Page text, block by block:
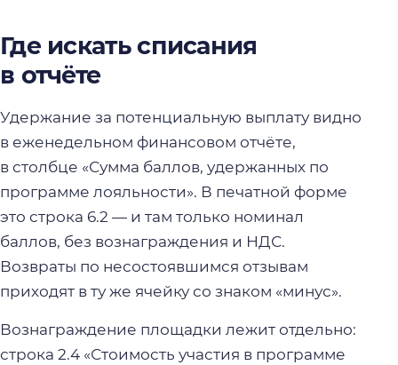
Где искать списания
в отчёте
Удержание за потенциальную выплату видно
в еженедельном финансовом отчёте,
в столбце «Сумма баллов, удержанных по
программе лояльности». В печатной форме
это строка 6.2 — и там только номинал
баллов, без вознаграждения и НДС.
Возвраты по несостоявшимся отзывам
приходят в ту же ячейку со знаком «минус».
Вознаграждение площадки лежит отдельно:
строка 2.4 «Стоимость участия в программе